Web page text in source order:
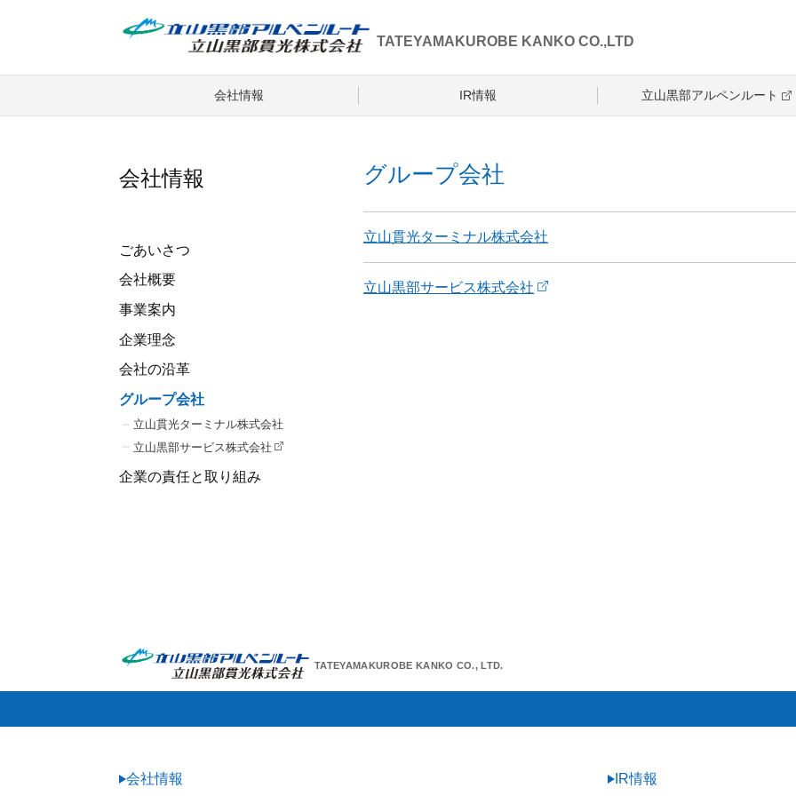
TATEYAMAKUROBE KANKO CO.,LTD
会社情報 IR情報 立山黒部アルペンルート
会社情報
ごあいさつ
会社概要
事業案内
企業理念
会社の沿革
グループ会社
立山貫光ターミナル株式会社
立山黒部サービス株式会社
企業の責任と取り組み
グループ会社
立山貫光ターミナル株式会社
立山黒部サービス株式会社
TATEYAMAKUROBE KANKO CO., LTD.
会社情報 IR情報